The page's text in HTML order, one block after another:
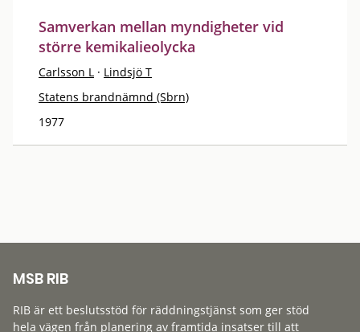
Samverkan mellan myndigheter vid
större kemikalieolycka
Carlsson L · Lindsjö T
Statens brandnämnd (Sbrn)
1977
MSB RIB
RIB är ett beslutsstöd för räddningstjänst som ger stöd
hela vägen från planering av framtida insatser till att